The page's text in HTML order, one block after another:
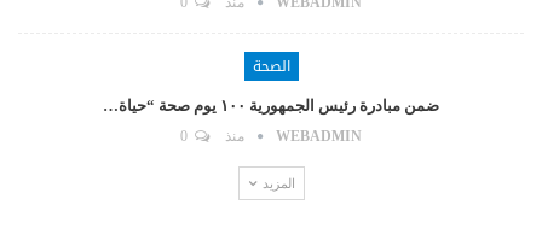
الصحة
ضمن مبادرة رئيس الجمهورية ١٠٠ يوم صحة “حياة…
WEBADMIN منذ
المزيد